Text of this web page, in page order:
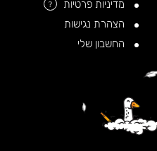
מדיניות פרטיות
?
הצהרת נגישות
החשבון שלי